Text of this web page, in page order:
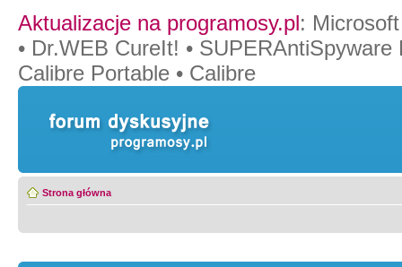
Aktualizacje na programosy.pl:
• Dr.WEB CureIt! • SUPERAntiSpyware
Calibre Portable • Calibre
Strona główna